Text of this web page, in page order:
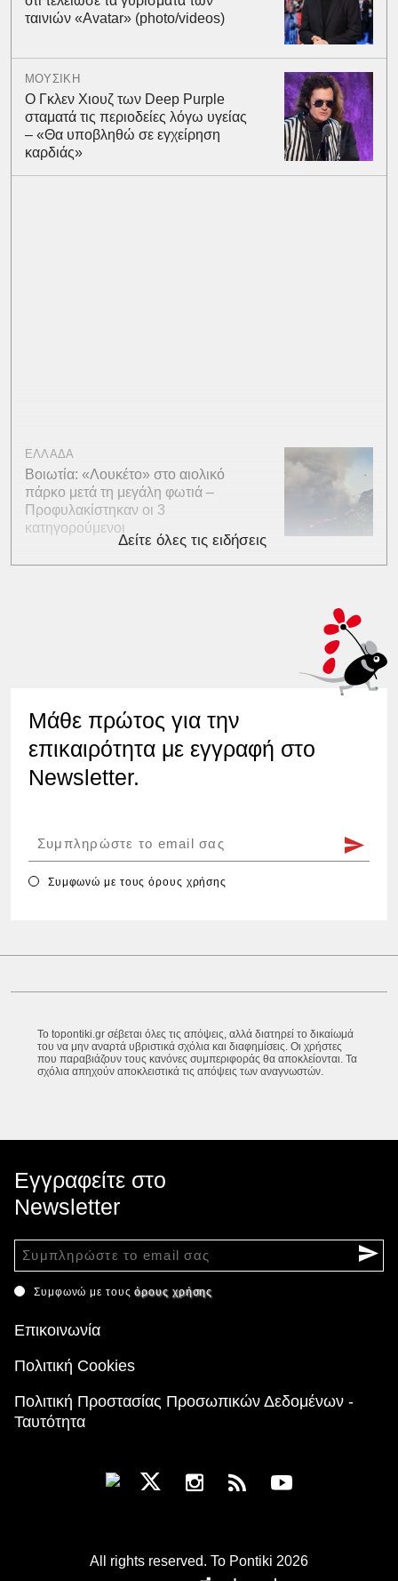
ταινιών «Avatar» (photo/videos)
ΜΟΥΣΙΚΗ
Ο Γκλεν Χιουζ των Deep Purple
σταματά τις περιοδείες λόγω υγείας
– «Θα υποβληθώ σε εγχείρηση
καρδιάς»
ΕΛΛΑΔΑ
Βοιωτία: «Λουκέτο» στο αιολικό
πάρκο μετά τη μεγάλη φωτιά –
Προφυλακίστηκαν οι 3
κατηγορούμενοι
Δείτε όλες τις ειδήσεις
Μάθε πρώτος για την
επικαιρότητα με εγγραφή στο
Newsletter.
Συμφωνώ με τουςόρους χρήσης
Το topontiki.gr σέβεται όλες τις απόψεις, αλλά διατηρεί το δικαίωμά
του να μην αναρτά υβριστικά σχόλια και διαφημίσεις. Οι χρήστες
που παραβιάζουν τους κανόνες συμπεριφοράς θα αποκλείονται. Τα
σχόλια απηχούν αποκλειστικά τις απόψεις των αναγνωστών.
Εγγραφείτε στο
Newsletter
Συμφωνώ με τουςόρους χρήσης
Επικοινωνία
Πολιτική Cookies
Πολιτική Προστασίας Προσωπικών Δεδομένων -
Ταυτότητα
All rights reserved. To Pontiki 2026